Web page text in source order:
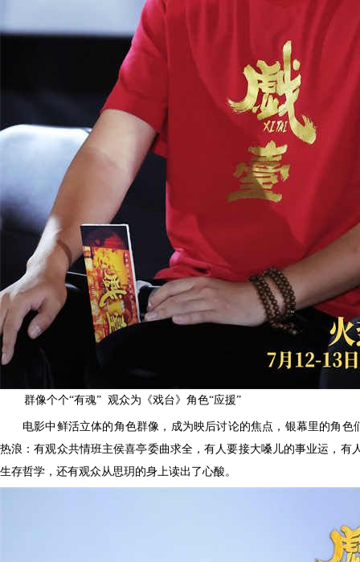
群像个个“有魂” 观众为《戏台》角色“应援”
电影中鲜活立体的角色群像，成为映后讨论的焦点，银幕里的角色
热浪：有观众共情班主侯喜亭委曲求全，有人要接大嗓儿的事业运，有
生存哲学，还有观众从思玥的身上读出了心酸。